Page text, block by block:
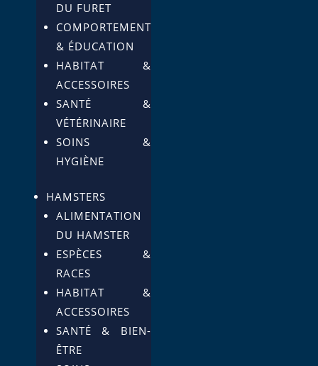
DU FURET
COMPORTEMENT
& ÉDUCATION
HABITAT &
ACCESSOIRES
SANTÉ &
VÉTÉRINAIRE
SOINS &
HYGIÈNE
HAMSTERS
ALIMENTATION
DU HAMSTER
ESPÈCES &
RACES
HABITAT &
ACCESSOIRES
SANTÉ & BIEN-
ÊTRE